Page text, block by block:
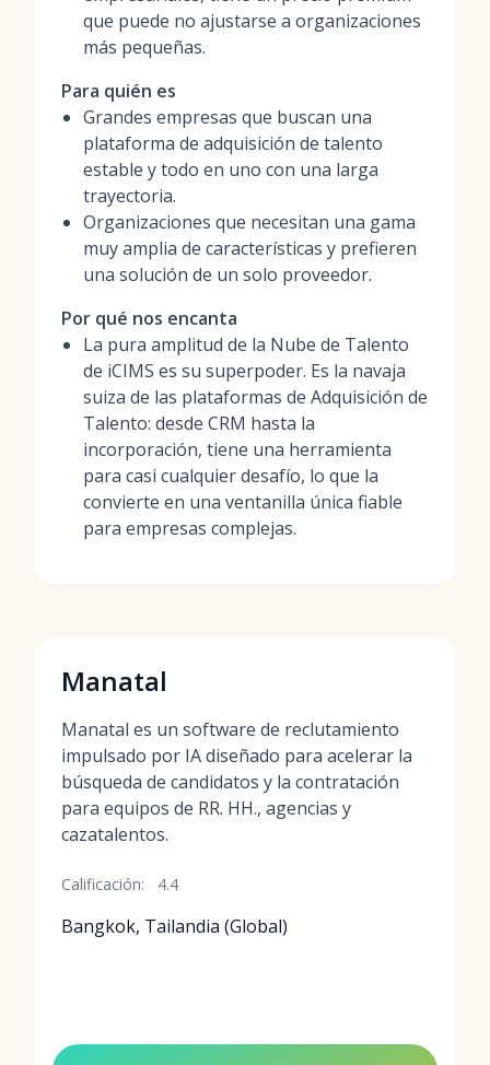
que puede no ajustarse a organizaciones
más pequeñas.
Para quién es
Grandes empresas que buscan una
plataforma de adquisición de talento
estable y todo en uno con una larga
trayectoria.
Organizaciones que necesitan una gama
muy amplia de características y prefieren
una solución de un solo proveedor.
Por qué nos encanta
La pura amplitud de la Nube de Talento
de iCIMS es su superpoder. Es la navaja
suiza de las plataformas de Adquisición de
Talento: desde CRM hasta la
incorporación, tiene una herramienta
para casi cualquier desafío, lo que la
convierte en una ventanilla única fiable
para empresas complejas.
Manatal
Manatal es un software de reclutamiento
impulsado por IA diseñado para acelerar la
búsqueda de candidatos y la contratación
para equipos de RR. HH., agencias y
cazatalentos.
Calificación: 4.4
Bangkok, Tailandia (Global)